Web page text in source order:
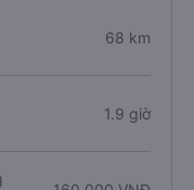
68 km
1.9 giờ